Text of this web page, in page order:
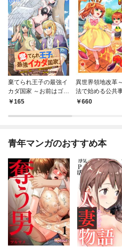
棄てられ王子の最強イ
カダ国家 ～お前はゴミ
だと追放されたので、
ル】を使ってゴミ扱い
版 1巻
165
異世界領地改革
法で始める公共
1巻660
青年マンガのおすすめ本